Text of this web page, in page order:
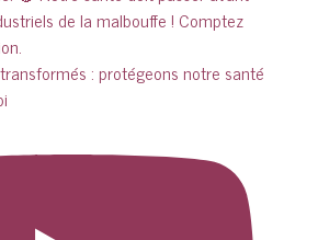
: protégeons notre santé